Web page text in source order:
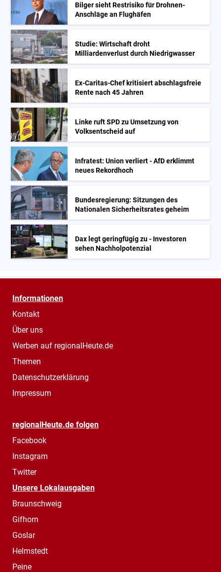
Bilger sieht Restrisiko für Drohnen-
Anschläge an Flughäfen
Studie: Wirtschaft droht
Milliardenverlust durch Niedrigwasser
Ex-Caritas-Chef kritisiert abschlagsfreie
Rente nach 45 Jahren
Linke ruft SPD zu Umsetzung von
Volksentscheid auf
Infratest: Union verliert - AfD erklimmt
neues Rekordhoch
Bundesregierung: Sitzungen des
Nationalen Sicherheitsrates geheim
Dax legt geringfügig zu - Investoren
sehen Nachholpotenzial
Informationen
Kontakt
Über uns
Werben auf regionalHeute.de
Themen
Datenschutzerklärung
Impressum
regionalHeute.de folgen
Facebook
Instagram
Twitter
Unsere Lokalausgaben
Braunschweig
Gifhorn
Goslar
Helmstedt
Peine